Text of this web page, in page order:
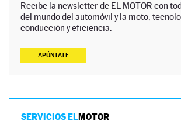
Recibe la newsletter de EL MOTOR con
del mundo del automóvil y la moto,
conducción y eficiencia.
APÚNTATE
SERVICIOS ELMOTOR